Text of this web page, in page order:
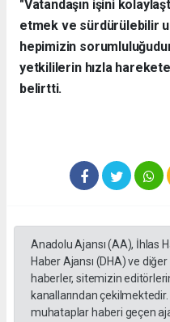
"Vatandaşın işini
etmek ve sürdürülebilir
hepimizin
yetkililerin hızla
belirtti.
Anadolu Ajansı (AA), İhlas
Haber Ajansı (DHA) ve
haberler, sitemizin
kanallarından
muhataplar haberi geçen